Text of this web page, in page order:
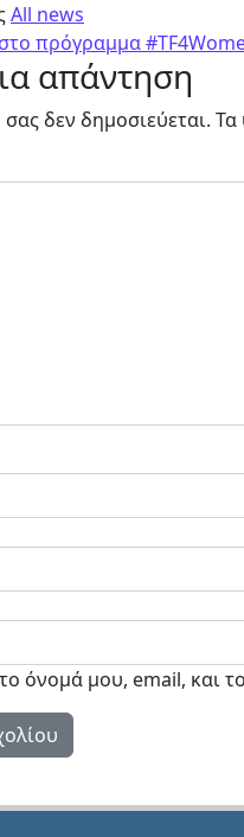
All news
πρόγραμμα
απάντηση
δεν δημοσιεύεται. Τα
όνομά μου, email, και